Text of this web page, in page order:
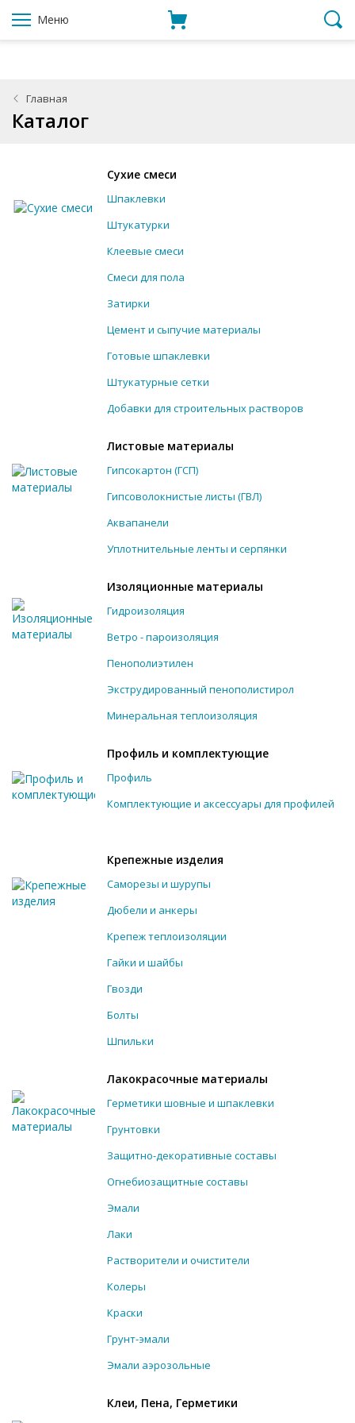
Меню
Главная
Каталог
Сухие смеси
Шпаклевки
Штукатурки
Клеевые смеси
Смеси для пола
Затирки
Цемент и сыпучие материалы
Готовые шпаклевки
Штукатурные сетки
Добавки для строительных растворов
Листовые материалы
Гипсокартон (ГСП)
Гипсоволокнистые листы (ГВЛ)
Аквапанели
Уплотнительные ленты и серпянки
Изоляционные материалы
Гидроизоляция
Ветро - пароизоляция
Пенополиэтилен
Экструдированный пенополистирол
Минеральная теплоизоляция
Профиль и комплектующие
Профиль
Комплектующие и аксессуары для профилей
Крепежные изделия
Саморезы и шурупы
Дюбели и анкеры
Крепеж теплоизоляции
Гайки и шайбы
Гвозди
Болты
Шпильки
Лакокрасочные материалы
Герметики шовные и шпаклевки
Грунтовки
Защитно-декоративные составы
Огнебиозащитные составы
Эмали
Лаки
Растворители и очистители
Колеры
Краски
Грунт-эмали
Эмали аэрозольные
Клеи, Пена, Герметики